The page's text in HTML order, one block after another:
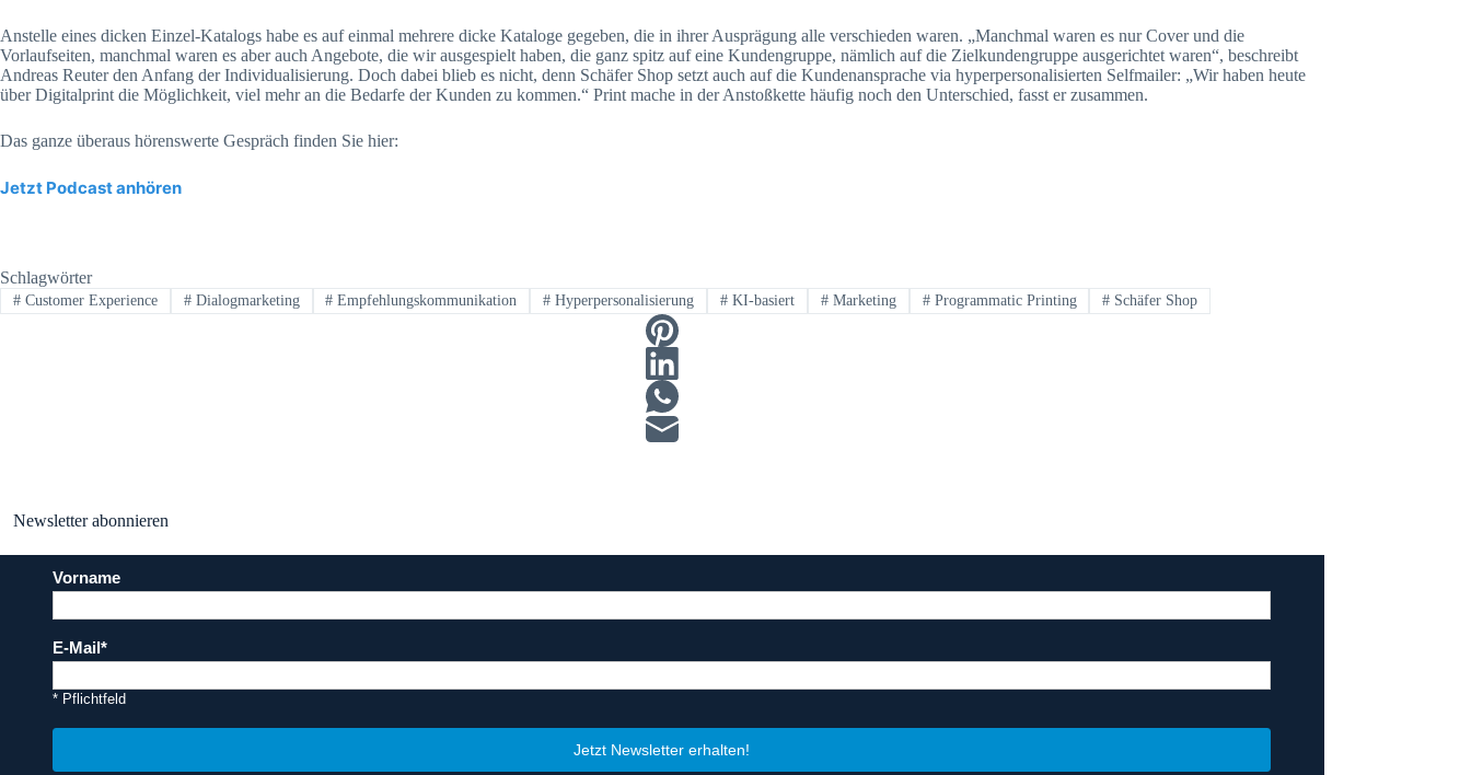
Anstelle eines dicken Einzel-Katalogs habe es auf einmal mehrere dicke Kataloge gegeben, die in ihrer Ausprägung alle verschieden waren. „Manchmal waren es nur Cover und die
Vorlaufseiten, manchmal waren es aber auch Angebote, die wir ausgespielt haben, die ganz spitz auf eine Kundengruppe, nämlich auf die Zielkundengruppe ausgerichtet waren“, beschreibt
Andreas Reuter den Anfang der Individualisierung. Doch dabei blieb es nicht, denn Schäfer Shop setzt auch auf die Kundenansprache via hyperpersonalisierten Selfmailer: „Wir haben heute
über Digitalprint die Möglichkeit, viel mehr an die Bedarfe der Kunden zu kommen.“ Print mache in der Anstoßkette häufig noch den Unterschied, fasst er zusammen.
Das ganze überaus hörenswerte Gespräch finden Sie hier:
Jetzt Podcast anhören
Schlagwörter
#Customer Experience #Dialogmarketing # Empfehlungskommunikation # Hyperpersonalisierung # KI-basiert #Marketing #Programmatic Printing # Schäfer Shop
Newsletter abonnieren
Vorname
E-Mail
* Pflichtfeld
Jetzt Newsletter erhalten!